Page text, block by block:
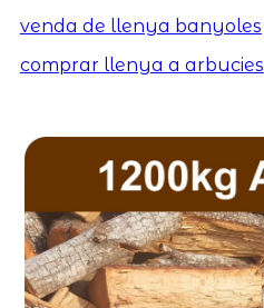
venda de llenya banyoles
comprar llenya a arbucies